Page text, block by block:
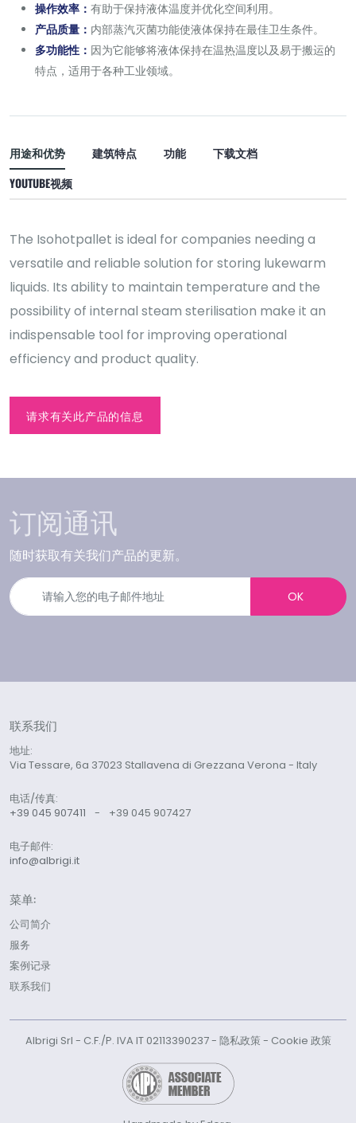
操作效率：有助于保持液体温度并优化空间利用。
产品质量： 内部蒸汽灭菌功能使液体保持在最佳卫生条件。
多功能性： 因为它能够将液体保持在温热温度以及易于搬运的
特点，适用于各种工业领域。
用途和优势 建筑特点 功能
下载文档
YOUTUBE视频
The Isohotpallet is ideal for companies needing a
versatile and reliable solution for storing lukewarm
liquids. Its ability to maintain temperature and the
possibility of internal steam sterilisation make it an
indispensable tool for improving operational
efficiency and product quality.
请求有关此产品的信息
订阅通讯
随时获取有关我们产品的更新。
OK
联系我们
地址:
Via Tessare, 6a 37023 Stallavena di Grezzana Verona - Italy
电话/传真:
+39 045 907411
- +39 045 907427
电子邮件:
info@albrigi.it
菜单:
公司简介
服务
案例记录
联系我们
Albrigi Srl - C.F./P. IVA IT 02113390237 - 隐私政策 - Cookie 政策